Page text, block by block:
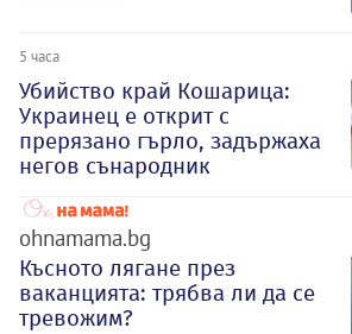
5 часа
Убийство край Кошарица:
Украинец е открит с
прерязано гърло, задържаха
негов сънародник
ohnamama.bg
Късното лягане през
ваканцията: трябва ли да се
тревожим?